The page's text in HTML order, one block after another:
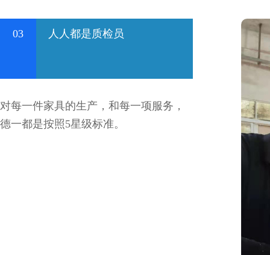
03 人人都是质检员
对每一件家具的生产，和每一项服务，
德一都是按照5星级标准。